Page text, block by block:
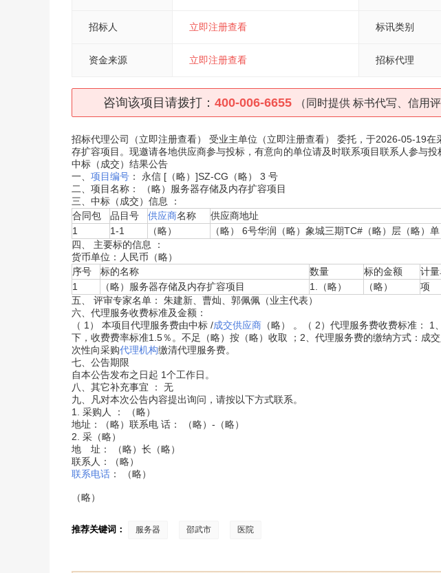
招标人 立即注册查看 标讯类别
资金来源 立即注册查看 招标代理
咨询该项目请拨打： 400-006-6655 （同时提供 标书代写、信用
招标代理公司（立即注册查看） 受业主单位（立即注册查看） 委托，于2026-05-19在
存扩容项目。 现邀请各地供应商参与投标，有意向的单位请及时联系项目联系人参与投
中标（成交）结果公告
一、 项目编号 ： 永信 [（略）]SZ-CG（略） 3 号
二、项目名称： （略）服务器存储及内存扩容项目
三、中标（成交）信息 ：
合同包
品目号 供应商名称 供应商地址
1
1-1 （略） （略） 6号华润（略）象城三期TC#（略）层（略）单
四、 主要标的信息 ：
货币单位：人民币（略）
序号
标的名称 数量 标的金额 计
1
（略）服务器存储及内存扩容项目 1.（略） （略） 项
五、 评审专家名单： 朱建新、曹灿、郭佩佩（业主代表）
六、代理服务收费标准及金额：
（ 1） 本项目代理服务费由中标 /成交供应商 （略） 。（ 2）代理服务费收费标准：
下，收费费率标准1.5％。不足（略）按（略）收取 ；2、代理服务费的缴纳方式：成
次性向采购代理机构缴清代理服务费。
七、公告期限
自本公告发布之日起 1个工作日。
八、其它补充事宜 ： 无
九、凡对本次公告内容提出询问，请按以下方式联系。
1. 采购人 ： （略）
地址：（略）联系电 话： （略）-（略）
2. 采（略）
地 址： （略）长（略）
联系人：（略）
联系电话 ： （略）
（略）
推荐关键词： 服务器 邵武市 医院